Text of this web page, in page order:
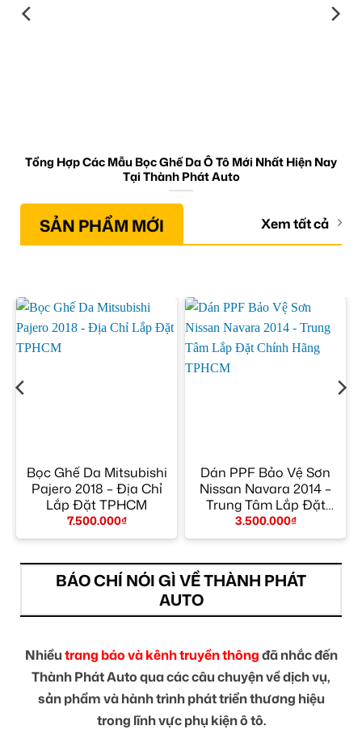
Tổng Hợp Các Mẫu Bọc Ghế Da Ô Tô Mới Nhất Hiện Nay
Tại Thành Phát Auto
SẢN PHẨM MỚI Xem tất cả
Bọc Ghế Da Mitsubishi
Pajero 2018 – Địa Chỉ
Lắp Đặt TPHCM
7.500.000₫
Dán PPF Bảo Vệ Sơn
Nissan Navara 2014 –
Trung Tâm Lắp Đặt
Chính Hãng TPHCM
3.500.000₫
BÁO CHÍ NÓI GÌ VỀ THÀNH PHÁT
AUTO
Nhiềutrang báo và kênh truyền thôngđã nhắc đến
Thành Phát Auto qua các câu chuyện về dịch vụ,
sản phẩm và hành trình phát triển thương hiệu
trong lĩnh vực phụ kiện ô tô.